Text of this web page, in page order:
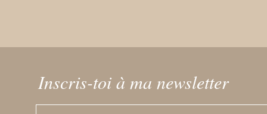
Inscris-toi à ma newsletter